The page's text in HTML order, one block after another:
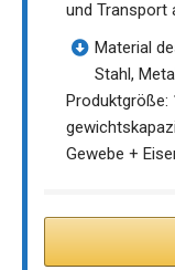
und Transport
Material
Stahl,
Produktgröße:
Gewebe +